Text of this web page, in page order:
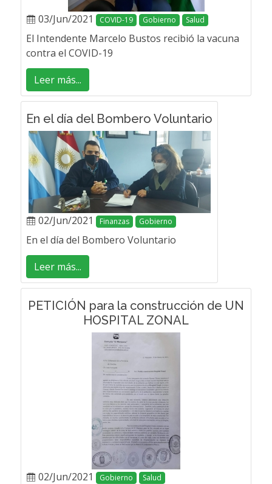
03/Jun/2021 COVID-19 Gobierno Salud
El Intendente Marcelo Bustos recibió la vacuna
contra el COVID-19
Leer más...
En el día del Bombero Voluntario
02/Jun/2021 Finanzas Gobierno
En el día del Bombero Voluntario
Leer más...
PETICIÓN para la construcción de UN
HOSPITAL ZONAL
02/Jun/2021 Gobierno Salud